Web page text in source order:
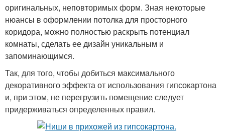
оригинальных, неповторимых форм. Зная некоторые
нюансы в оформлении потолка для просторного
коридора, можно полностью раскрыть потенциал
комнаты, сделать ее дизайн уникальным и
запоминающимся.
Так, для того, чтобы добиться максимального
декоративного эффекта от использования гипсокартона
и, при этом, не перегрузить помещение следует
придерживаться определенных правил.